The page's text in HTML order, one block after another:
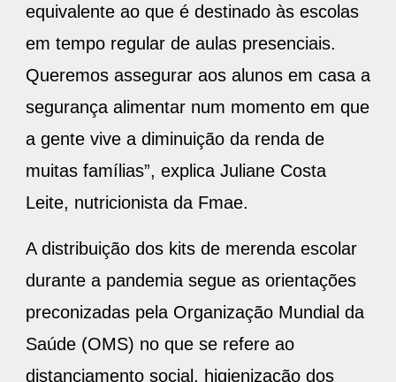
equivalente ao que é destinado às escolas
em tempo regular de aulas presenciais.
Queremos assegurar aos alunos em casa a
segurança alimentar num momento em que
a gente vive a diminuição da renda de
muitas famílias”, explica Juliane Costa
Leite, nutricionista da Fmae.
A distribuição dos kits de merenda escolar
durante a pandemia segue as orientações
preconizadas pela Organização Mundial da
Saúde (OMS) no que se refere ao
distanciamento social, higienização dos